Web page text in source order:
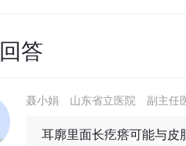
答
聂小娟 山东省立医院 副主任
耳廓里面长疙瘩可能与皮